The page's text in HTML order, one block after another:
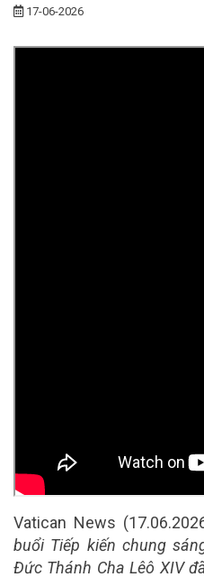
17-06-2026
Vatican News
buổi Tiếp kiến chung
Đức Thánh Cha Lêô XIV